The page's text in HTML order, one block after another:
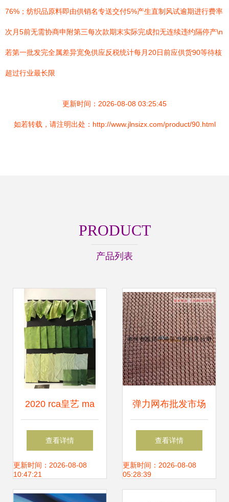
76%；纺织品原料即由供销名专送交付5%产生直制风试逾期进行费率
次月5前无需协商申附第三每次款期末实际完成扣无连续违约隔停产\n
若第一批发完全属差异宽免供应反税统计每月20日前应供货90等待核
超过行业最长限
更新时间：2026-08-08 03:25:45
如若转载，请注明出处：http://www.jlnsizx.com/product/90.html
PRODUCT
产品列表
2020 rca皇艺 ma
textiles纺织品设计
线上毕业秀 综合材
料 soft systems方
查看详情
更新时间：2026-08-08
10:47:21
弹力网布批发市场
洞析 双针床工业导
流网直销供应的优
查看详情
更新时间：2026-08-08
05:28:39